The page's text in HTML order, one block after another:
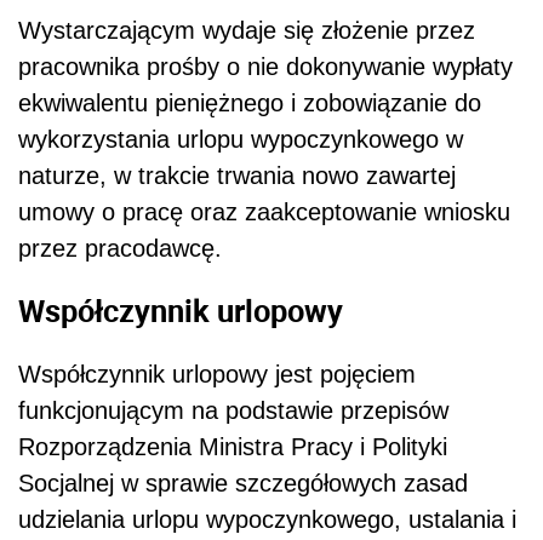
Wystarczającym wydaje się złożenie przez
pracownika prośby o nie dokonywanie wypłaty
ekwiwalentu pieniężnego i zobowiązanie do
wykorzystania urlopu wypoczynkowego w
naturze, w trakcie trwania nowo zawartej
umowy o pracę oraz zaakceptowanie wniosku
przez pracodawcę.
Współczynnik urlopowy
Współczynnik urlopowy jest pojęciem
funkcjonującym na podstawie przepisów
Rozporządzenia Ministra Pracy i Polityki
Socjalnej w sprawie szczegółowych zasad
udzielania urlopu wypoczynkowego, ustalania i